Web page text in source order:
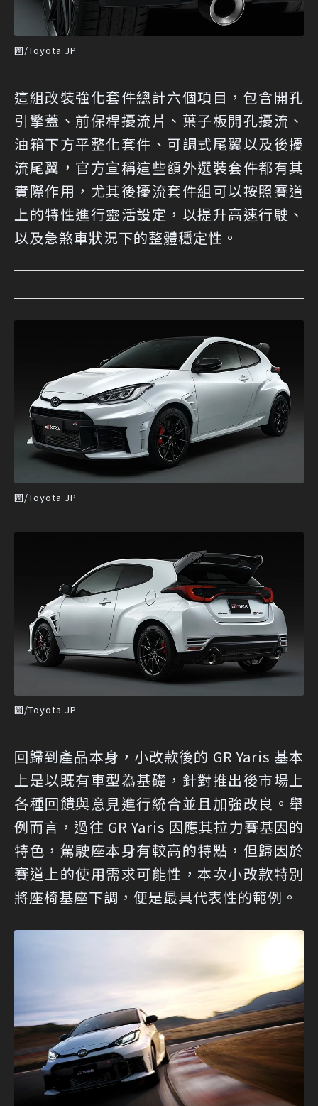
圖/Toyota JP
這組改裝強化套件總計六個項目，包含開孔
引擎蓋、前保桿擾流片、葉子板開孔擾流、
油箱下方平整化套件、可調式尾翼以及後擾
流尾翼，官方宣稱這些額外選裝套件都有其
實際作用，尤其後擾流套件組可以按照賽道
上的特性進行靈活設定，以提升高速行駛、
以及急煞車狀況下的整體穩定性。
圖/Toyota JP
圖/Toyota JP
回歸到產品本身，小改款後的 GR Yaris 基本
上是以既有車型為基礎，針對推出後市場上
各種回饋與意見進行統合並且加強改良。舉
例而言，過往 GR Yaris 因應其拉力賽基因的
特色，駕駛座本身有較高的特點，但歸因於
賽道上的使用需求可能性，本次小改款特別
將座椅基座下調，便是最具代表性的範例。